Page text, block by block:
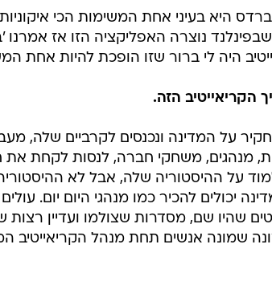
היא בעיני אחת המשימות הכי
נוצרה האפליקציה הזו אז
היה לי ברור שזו הופכת להיות אחת
הקריאייטיב הזה.
על המדינה ונכנסים לקרביים שלה,
מנהגים, משחקי חברה, לנסות לקחת את
על ההיסטוריה שלה, אבל לא
יכולים להכיר כמו מנהגי היום יום.
שהיו שם, מסדרות שצולמו ועדיין רצות
שמונה אנשים תחת מנהל הקריאייטיב